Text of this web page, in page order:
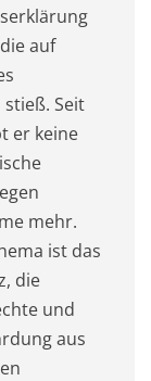
auf
Seit
er keine
mehr.
ist das
die
und
aus